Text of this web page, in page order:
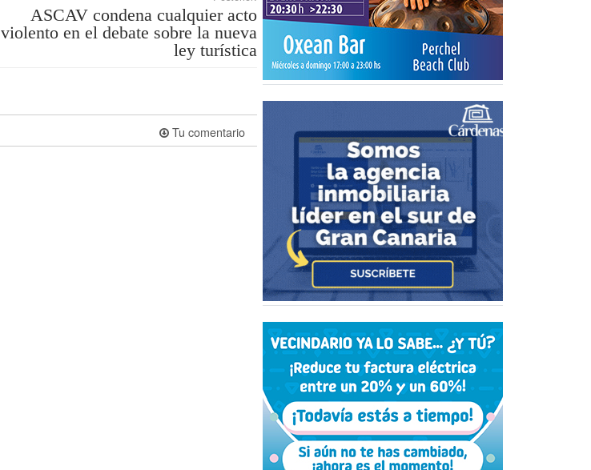
ASCAV condena cualquier acto
violento en el debate sobre la nueva
ley turística
Tu comentario